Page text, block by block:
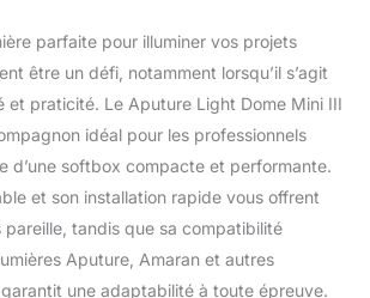
parfaite pour illuminer vos projets
être un défi, notamment lorsqu’il s’agit
et praticité. Le Aputure Light Dome Mini III
idéal pour les professionnels
d’une softbox compacte et performante.
et son installation rapide vous offrent
pareille, tandis que sa compatibilité
Aputure, Amaran et autres
une adaptabilité à toute épreuve.